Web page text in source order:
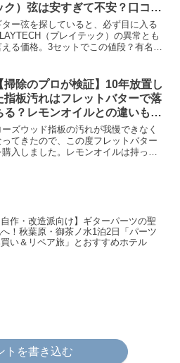
ク）弦は安すぎて不安？口コ
・品質・向いている人を本音レ
ュー
ター弦を探していると、必ず目に入る
（プレイテック）の異常とも
える価格。3セットでこの値段？有名ブ
」そう感じて検索してきた方も多いは
です。さらに最...
掃除のプロが検証】10年放置し
指板汚れはフレットバターで落
る？レモンオイルとの違いも解
ーズウッド指板の汚れが我慢できなく
ってきたので、この度フレットバター
購入しました。レモンオイルは持って
自作・改造派向け】ギターパーツの聖
！秋葉原・御茶ノ水1泊2日「パーツ
い＆リペア旅」とおすすめホテル
トを書き込む